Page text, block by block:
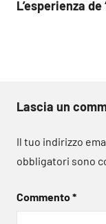
articoli
L’esperienza de
Lascia un
Il tuo indirizzo
obbligatori sono
Commento*